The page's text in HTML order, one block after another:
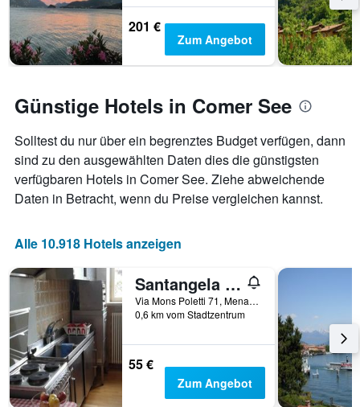
201 €
Zum Angebot
Günstige Hotels in Comer See
Solltest du nur über ein begrenztes Budget verfügen, dann
sind zu den ausgewählten Daten dies die günstigsten
verfügbaren Hotels in Comer See. Ziehe abweichende
Daten in Betracht, wenn du Preise vergleichen kannst.
Alle 10.918 Hotels anzeigen
Santangela Hostel & Rooms
Via Mons Poletti 71, Menaggio, Como, Italien
0,6 km vom Stadtzentrum
55 €
Zum Angebot